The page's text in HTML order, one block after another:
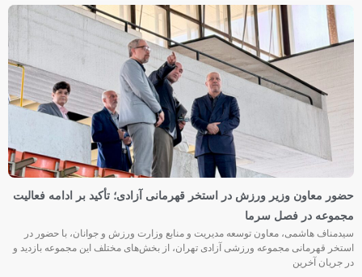
حضور معاون وزیر ورزش در استخر قهرمانی آزادی؛ تأکید بر ادامه فعالیت
مجموعه در فصل سرما
سیدمناف هاشمی، معاون توسعه مدیریت و منابع وزارت ورزش و جوانان، با حضور در
استخر قهرمانی مجموعه ورزشی آزادی تهران، از بخش‌های مختلف این مجموعه بازدید و
در جریان آخرین